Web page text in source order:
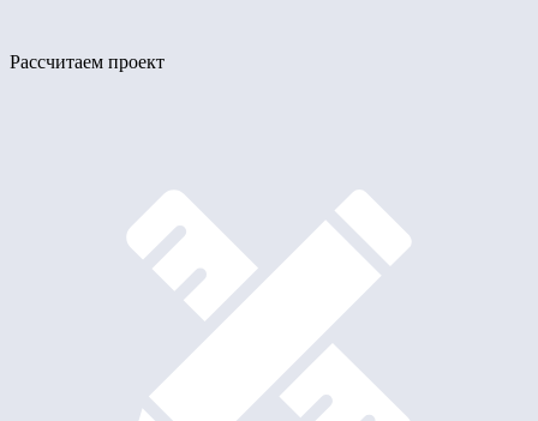
Рассчитаем проект